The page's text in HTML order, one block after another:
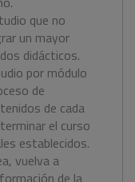
que no
un mayor
didácticos.
por módulo
de
de cada
el curso
establecidos.
vuelva a
de la